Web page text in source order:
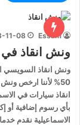
Essam
11-08
ونش انقاذ في
ونش انقاذ السويسي
50% لأننا ارخص
انقاذ سيارات في
الاسماعيلية نقدم